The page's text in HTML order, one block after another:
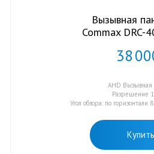
Вызывная
Commax DRC-
38
AHD Вызывная
Разрешение
Угол обзора: по горизонтали
Купить